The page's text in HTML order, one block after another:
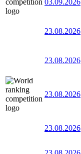
23.08.2026
23.08.2026
23.08.2026
23.08.2026